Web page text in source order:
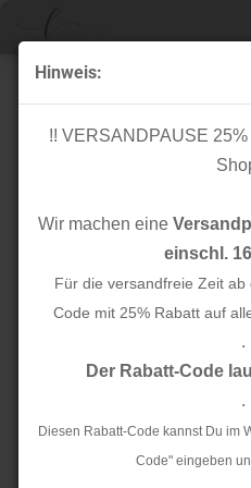
Hinweis:
!! VERSANDPAUSE
Wir machen eine
einschl.
Für die versandfreie Zeit
Code mit 25% Rabatt auf
.
Der Rabatt-Code
.
Diesen Rabatt-Code kannst Du im
Code" eingeben
Rippbündchen -